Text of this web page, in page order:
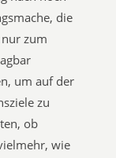
die
zum
um auf der
zu
ob
wie